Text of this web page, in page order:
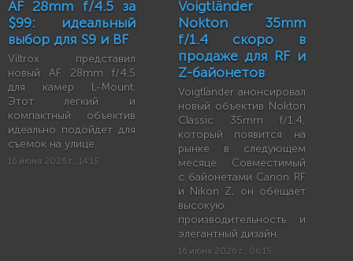
AF 28mm f/4.5 за
$99: идеальный
выбор для S9 и BF
Viltrox представил
новый AF 28mm f/4.5
для камер L-Mount.
Этот легкий и
компактный объектив
идеально подойдет для
съемок на улице.
16 июня 2026 г., 14:15
Voigtländer
Nokton 35mm
f/1.4 скоро в
продаже для RF и
Z-байонетов
Voigtländer анонсировал
новый объектив Nokton
Classic 35mm f/1.4,
который появится на
рынке в следующем
месяце. Совместимый
с байонетами Canon RF
и Nikon Z, он обещает
высокую
производительность и
элегантный дизайн.
16 июня 2026 г., 06:15